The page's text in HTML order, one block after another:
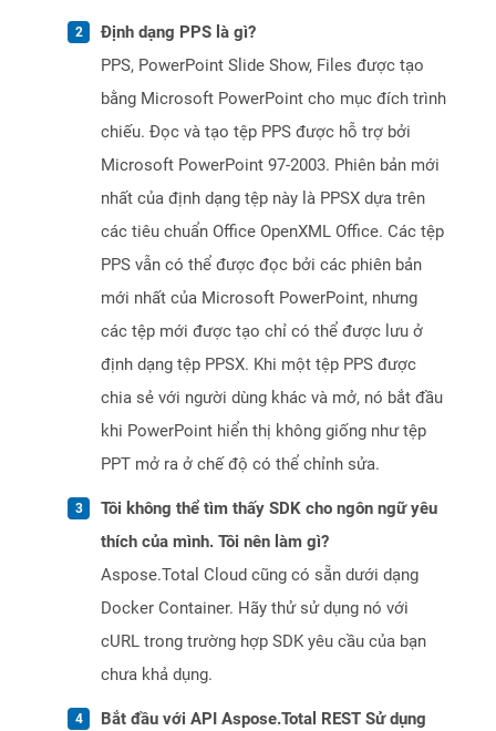
Định dạng PPS là gì?
PPS, PowerPoint Slide Show, Files được tạo
bằng Microsoft PowerPoint cho mục đích trình
chiếu. Đọc và tạo tệp PPS được hỗ trợ bởi
Microsoft PowerPoint 97-2003. Phiên bản mới
nhất của định dạng tệp này là PPSX dựa trên
các tiêu chuẩn Office OpenXML Office. Các tệp
PPS vẫn có thể được đọc bởi các phiên bản
mới nhất của Microsoft PowerPoint, nhưng
các tệp mới được tạo chỉ có thể được lưu ở
định dạng tệp PPSX. Khi một tệp PPS được
chia sẻ với người dùng khác và mở, nó bắt đầu
khi PowerPoint hiển thị không giống như tệp
PPT mở ra ở chế độ có thể chỉnh sửa.
Tôi không thể tìm thấy SDK cho ngôn ngữ yêu
thích của mình. Tôi nên làm gì?
Aspose.Total Cloud cũng có sẵn dưới dạng
Docker Container. Hãy thử sử dụng nó với
cURL trong trường hợp SDK yêu cầu của bạn
chưa khả dụng.
Bắt đầu với API Aspose.Total REST Sử dụng